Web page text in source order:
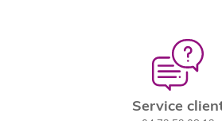
Service